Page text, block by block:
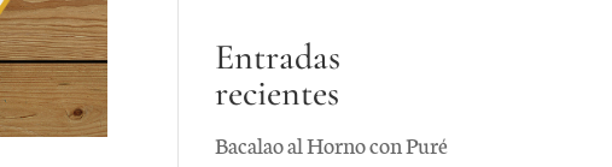
Entradas
recientes
Bacalao al Horno con Puré